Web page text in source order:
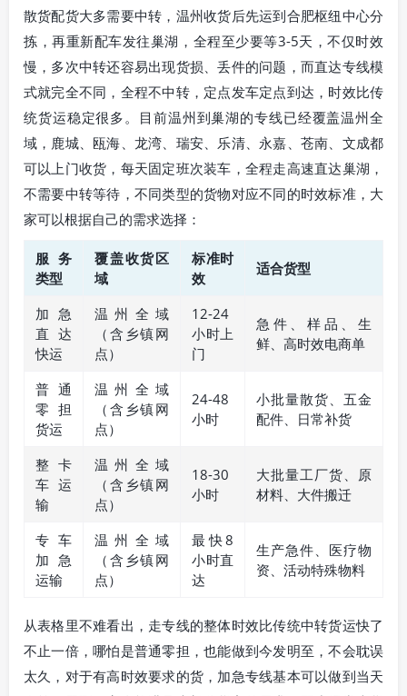
散货配货大多需要中转，温州收货后先运到合肥枢纽中心分
拣，再重新配车发往巢湖，全程至少要等3-5天，不仅时效
慢，多次中转还容易出现货损、丢件的问题，而直达专线模
式就完全不同，全程不中转，定点发车定点到达，时效比传
统货运稳定很多。目前温州到巢湖的专线已经覆盖温州全
域，鹿城、瓯海、龙湾、瑞安、乐清、永嘉、苍南、文成都
可以上门收货，每天固定班次装车，全程走高速直达巢湖，
不需要中转等待，不同类型的货物对应不同的时效标准，大
家可以根据自己的需求选择：
服务
类型
覆盖收货区
域
标准时
效
适合货型
加急
直达
快运
温州全域
（含乡镇网
点）
12-24
小时上
门
急件、样品、生
鲜、高时效电商单
普通
零担
货运
温州全域
（含乡镇网
点）
24-48
小时
小批量散货、五金
配件、日常补货
整卡
车运
输
温州全域
（含乡镇网
点）
18-30
小时
大批量工厂货、原
材料、大件搬迁
专车
加急
运输
温州全域
（含乡镇网
点）
最快8
小时直
达
生产急件、医疗物
资、活动特殊物料
从表格里不难看出，走专线的整体时效比传统中转货运快了
不止一倍，哪怕是普通零担，也能做到今发明至，不会耽误
太久，对于有高时效要求的货，加急专线基本可以做到当天